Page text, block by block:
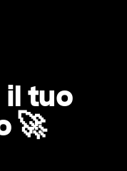
il tuo
🚀